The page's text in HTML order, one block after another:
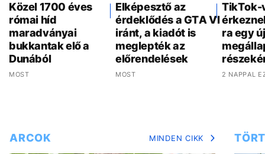
Közel 1700 éves
római híd
maradványai
bukkantak elő a
Dunából
MOST
Elképesztő az
érdeklődés a GTA VI
iránt, a kiadót is
meglepték az
előrendelések
MOST
TikTok-
ra egy új
2 NAPPAL
ARCOK MINDEN CIKK